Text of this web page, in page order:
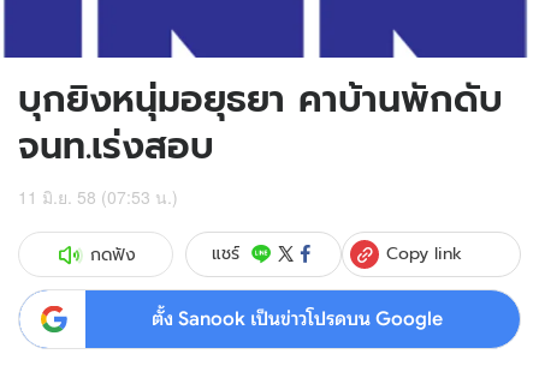
บุกยิงหนุ่มอยุธยา คาบ้านพักดับ
จนท.เร่งสอบ
11 มิ.ย. 58 (07:53 น.)
กดฟัง แชร์ Copy link
ตั้ง Sanook เป็นข่าวโปรดบน Google